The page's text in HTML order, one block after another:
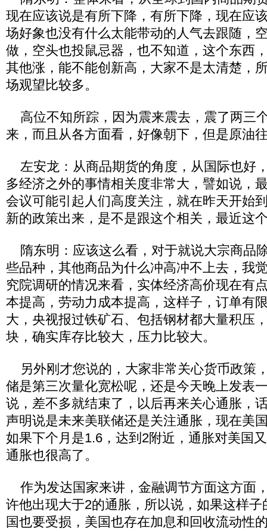
现在应该说是有所下降，有所下降，现在应
场好象也没有什么太能带动的人气去跟随，
做，空头也投鼠忌器，也不知道，这个东西
其他涨，能不能创新高，大家不是太清楚，
场观望比较多。
高位不知所踪，因为震来震去，震了两三
来，而且从各方面看，好像朝下，但是原油
左安龙：从商品期货的角度，从国际也好
多经济之外的事情相关度非常大，譬如说，
会议可能引起人们高度关注，就在昨天开始
新的政策出来，是不是跟这个相关，最近这
隋东明：应该这么看，对于就说大宗商品
些品种，其他商品为什么冲高冲不上去，我
究院调研的情况来看，实体经济高价现在有
本提高，劳动力成本提高，这样子，订单有
大，央视报过铁矿石、包括钢材都大量积压
块，确实库存比较大，压力比较大。
另外刚才您说的，大家非常关心货币政策
储是第三次量化宽松呢，还是今天晚上发表
说，差不多就结束了，以后再来关心通胀，
声明说是未来美联储还是关注通胀，现在美
如果下个月是1.6，达到2附近，通胀对美国
通胀也很高了。
作为发达国家来讲，金融调节方面这方面
许他出现大于2的通胀，所以说，如果这样
国也要受损，美国也存在加息和回收流动性